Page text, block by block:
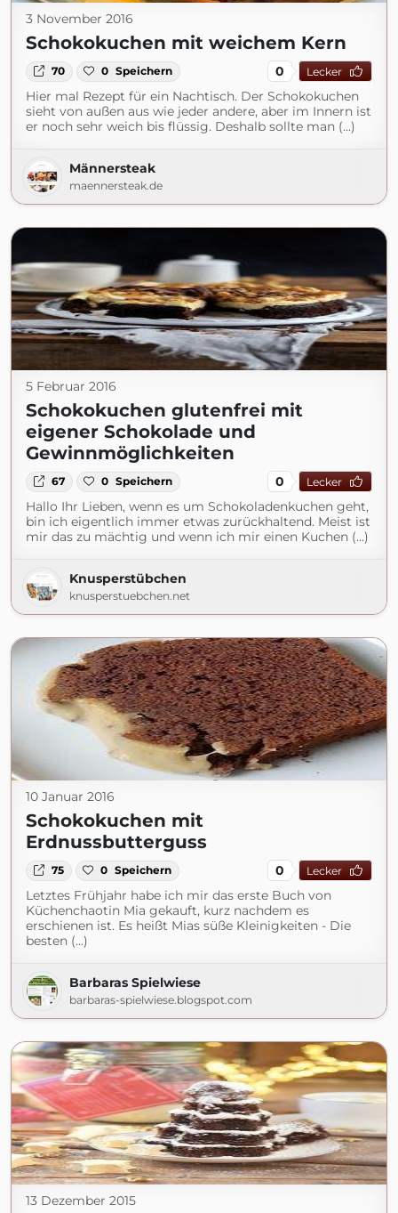
3 November 2016
Schokokuchen mit weichem Kern
70 0 Speichern 0 Lecker
Hier mal Rezept für ein Nachtisch. Der Schokokuchen
sieht von außen aus wie jeder andere, aber im Innern ist
er noch sehr weich bis flüssig. Deshalb sollte man (...)
Männersteak
maennersteak.de
5 Februar 2016
Schokokuchen glutenfrei mit
eigener Schokolade und
Gewinnmöglichkeiten
67 0 Speichern 0 Lecker
Hallo Ihr Lieben, wenn es um Schokoladenkuchen geht,
bin ich eigentlich immer etwas zurückhaltend. Meist ist
mir das zu mächtig und wenn ich mir einen Kuchen (...)
Knusperstübchen
knusperstuebchen.net
10 Januar 2016
Schokokuchen mit
Erdnussbutterguss
75 0 Speichern 0 Lecker
Letztes Frühjahr habe ich mir das erste Buch von
Küchenchaotin Mia gekauft, kurz nachdem es
erschienen ist. Es heißt Mias süße Kleinigkeiten - Die
besten (...)
Barbaras Spielwiese
barbaras-spielwiese.blogspot.com
13 Dezember 2015